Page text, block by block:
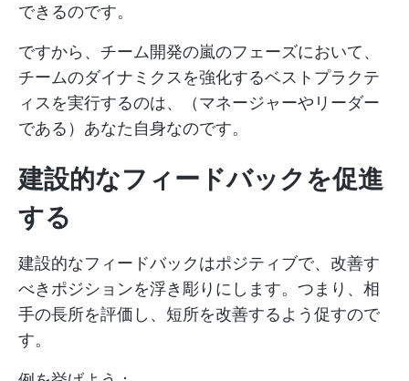
できるのです。
ですから、チーム開発の嵐のフェーズにおいて、
チームのダイナミクスを強化するベストプラクテ
ィスを実行するのは、（マネージャーやリーダー
である）あなた自身なのです。
建設的なフィードバックを促進
する
建設的なフィードバックはポジティブで、改善す
べきポジションを浮き彫りにします。つまり、相
手の長所を評価し、短所を改善するよう促すので
す。